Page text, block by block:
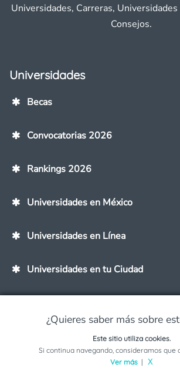
¿Quieres saber más sobre
Solicita información sobre este
Universidades, Carreras,
Consejos.
Universidades
Becas
Convocatorias 2026
Rankings 2026
Universidades en México
Universidades en Línea
Universidades en tu Ciudad
Carreras y Maestrías
Este sitio utiliza cookies.
Si continua navegando, consideramos que
Ver más| X